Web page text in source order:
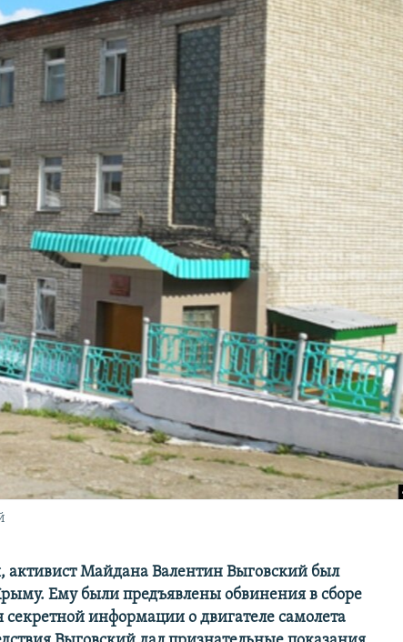
активист Майдана Валентин Выговский был
Ему были предъявлены обвинения в сборе
секретной информации о двигателе самолета